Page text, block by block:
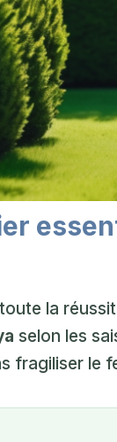
la
selon les
fragiliser le